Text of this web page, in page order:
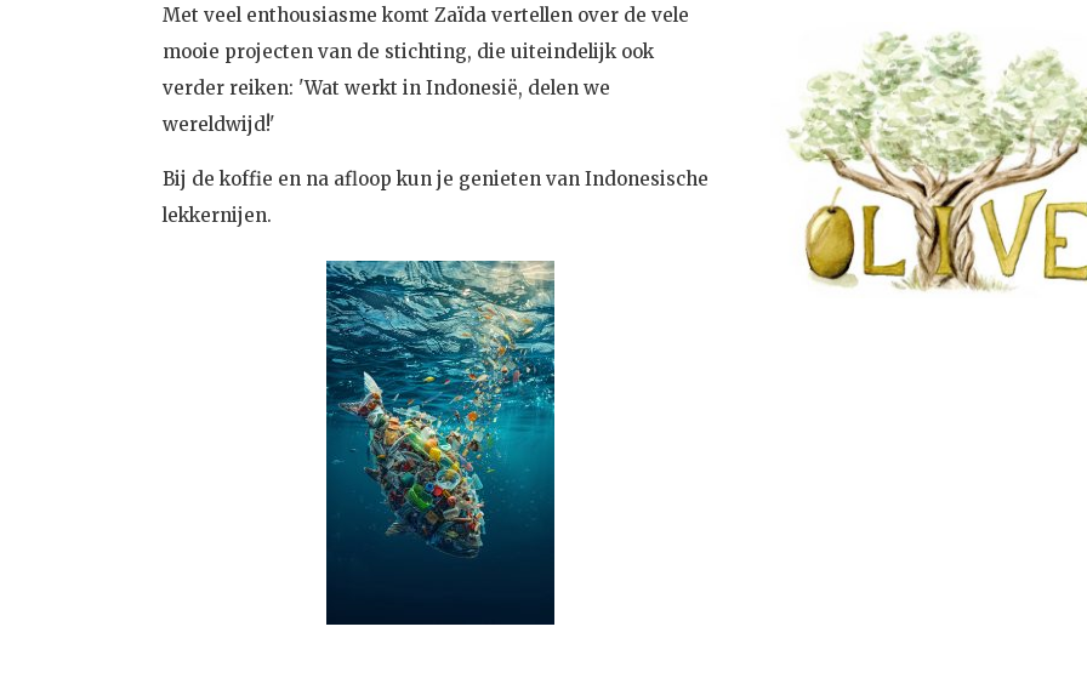
Met veel enthousiasme komt Zaïda vertellen over de vele
mooie projecten van de stichting, die uiteindelijk ook
verder reiken: 'Wat werkt in Indonesië, delen we
wereldwijd!'
Bij de koffie en na afloop kun je genieten van Indonesische
lekkernijen.